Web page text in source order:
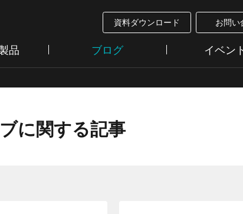
資料ダウンロード お問い
品 ブログ イベン
に関する記事